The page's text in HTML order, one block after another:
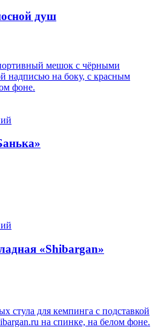
душ
«Shibargan»